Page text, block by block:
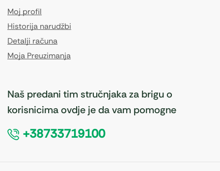
Moj profil
Historija narudžbi
Detalji računa
Moja Preuzimanja
Naš predani tim stručnjaka za brigu o
korisnicima ovdje je da vam pomogne
+38733719100